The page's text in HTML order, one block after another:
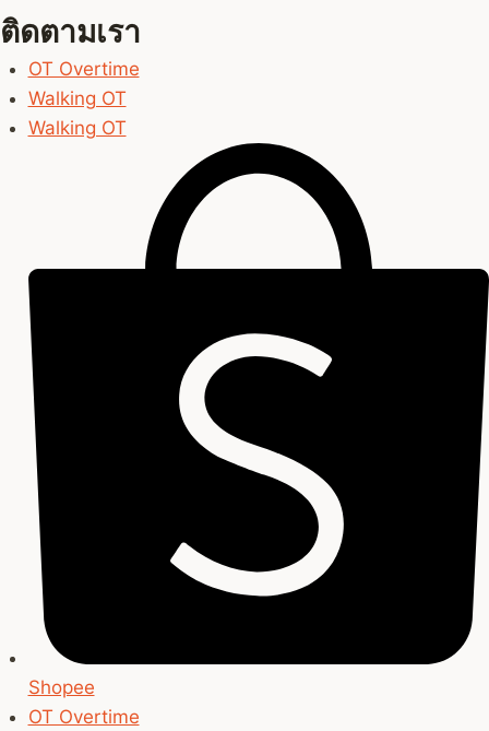
ติดตามเรา
OT Overtime
Walking OT
Walking OT
Shopee
OT Overtime